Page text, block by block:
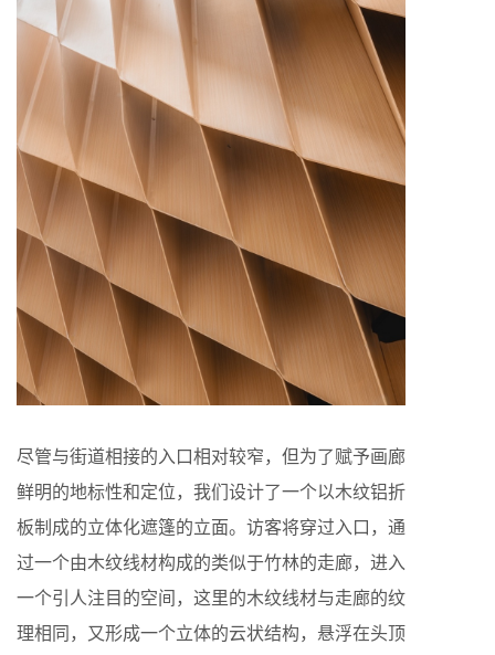
尽管与街道相接的入口相对较窄，但为了赋予画廊
鲜明的地标性和定位，我们设计了一个以木纹铝折
板制成的立体化遮篷的立面。访客将穿过入口，通
过一个由木纹线材构成的类似于竹林的走廊，进入
一个引人注目的空间，这里的木纹线材与走廊的纹
理相同，又形成一个立体的云状结构，悬浮在头顶